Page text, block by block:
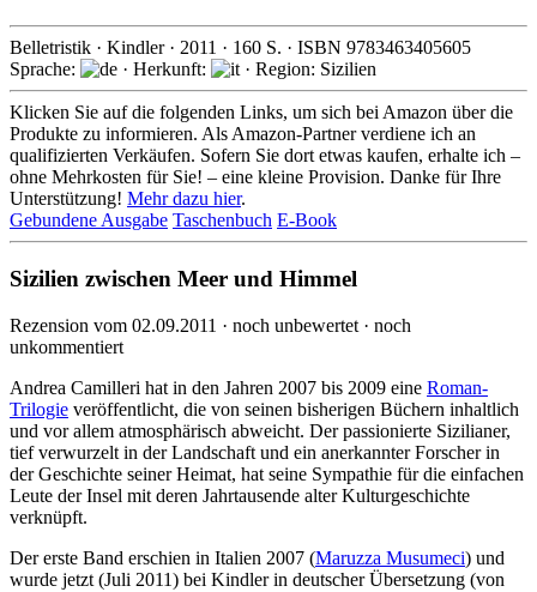
Belletristik · Kindler· 2011 · 160 S. · ISBN 9783463405605
Sprache:
· Herkunft: · Region: Sizilien
Klicken Sie auf die folgenden Links, um sich bei Amazon über die
Produkte zu informieren. Als Amazon-Partner verdiene ich an
qualifizierten Verkäufen. Sofern Sie dort etwas kaufen, erhalte ich –
ohne Mehrkosten für Sie! – eine kleine Provision. Danke für Ihre
Unterstützung! Mehr dazu hier.
Gebundene Ausgabe Taschenbuch E-Book
Sizilien zwischen Meer und Himmel
Rezension vom 02.09.2011 · noch unbewertet · noch
unkommentiert
Andrea Camilleri hat in den Jahren 2007 bis 2009 eine Roman-
Trilogie veröffentlicht, die von seinen bisherigen Büchern inhaltlich
und vor allem atmosphärisch abweicht. Der passionierte Sizilianer,
tief verwurzelt in der Landschaft und ein anerkannter Forscher in
der Geschichte seiner Heimat, hat seine Sympathie für die einfachen
Leute der Insel mit deren Jahrtausende alter Kulturgeschichte
verknüpft.
Der erste Band erschien in Italien 2007 (Maruzza Musumeci) und
wurde jetzt (Juli 2011) bei Kindler in deutscher Übersetzung (von